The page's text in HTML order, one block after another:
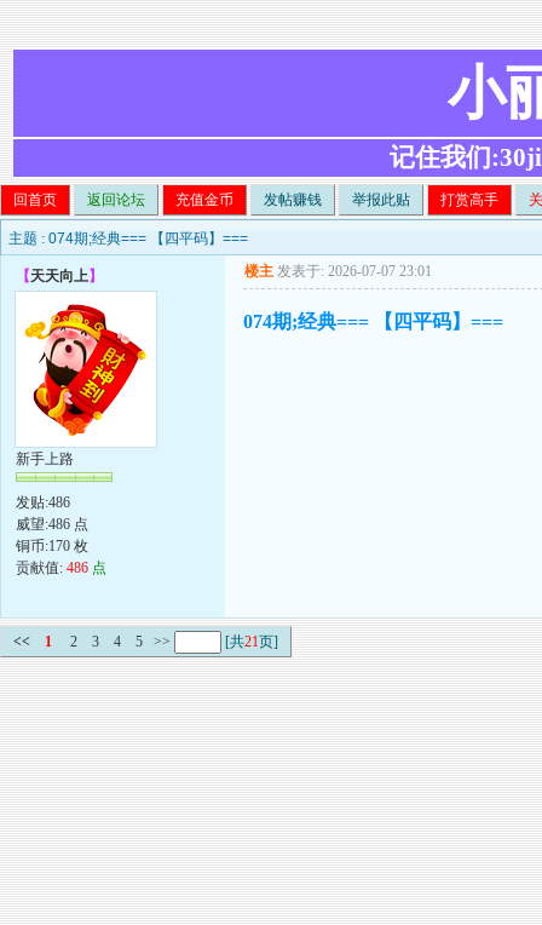
小
记住我们
回首页 返回论坛 充值金币 发帖赚钱 举报此贴 打赏高手
主题 : 074期;经典=== 【四平码】===
【天天向上】
新手上路
发贴:486
威望:486 点
铜币:170 枚
贡献值: 486 点
楼主 发表于: 2026-07-07 23:01
074期;经典=== 【四平码】===
<< 1 2 3 4 5 >> [共21页]